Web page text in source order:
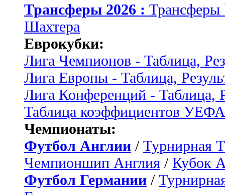
Трансферы 2026 :
Шахтера
Еврокубки:
Лига Чемпионов - Таблица,
Лига Европы - Таблица,
Лига Конференций - Таблица,
Таблица коэффициентов УЕФА
Чемпионаты:
Футбол Англии / Турнирная
Чемпионшип Англия / Кубок
Футбол Германии /